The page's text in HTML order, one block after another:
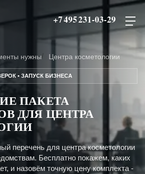
+7 495 231-03-29
нужны Центра косметологии
• ЗАПУСК БИЗНЕСА
ПАКЕТА
ДЛЯ ЦЕНТРА
перечень для центра косметологии
Бесплатно покажем, каких
и назовём точную цену комплекта -